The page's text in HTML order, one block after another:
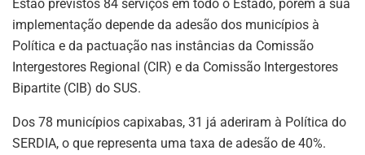
Estão previstos 84 serviços em todo o Estado, porém a sua
implementação depende da adesão dos municípios à
Política e da pactuação nas instâncias da Comissão
Intergestores Regional (CIR) e da Comissão Intergestores
Bipartite (CIB) do SUS.
Dos 78 municípios capixabas, 31 já aderiram à Política do
SERDIA, o que representa uma taxa de adesão de 40%.